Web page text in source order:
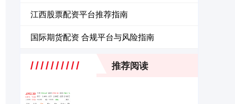
江西股票配资平台推荐指南
国际期货配资 合规平台与风险指南
推荐阅读